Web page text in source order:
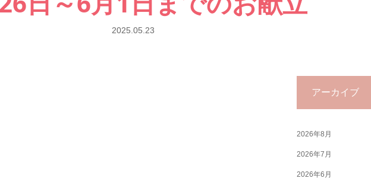
2025.05.23
アーカイブ
2026年8月
2026年7月
2026年6月